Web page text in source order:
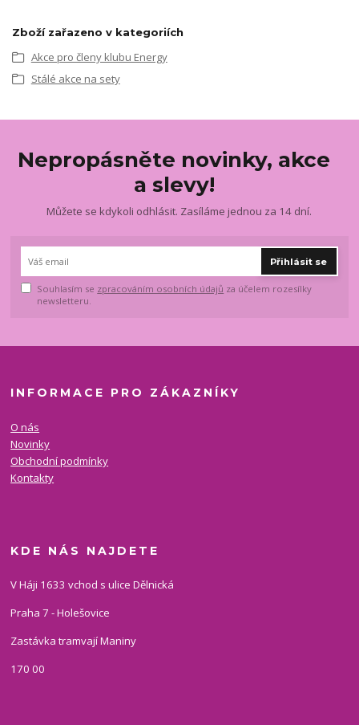
Zboží zařazeno v kategoriích
Akce pro členy klubu Energy
Stálé akce na sety
Nepropásněte novinky, akce
a slevy!
Můžete se kdykoli odhlásit. Zasíláme jednou za 14 dní.
Přihlásit se
Souhlasím se zpracováním osobních údajů za účelem rozesílky
newsletteru.
INFORMACE PRO ZÁKAZNÍKY
O nás
Novinky
Obchodní podmínky
Kontakty
KDE NÁS NAJDETE
V Háji 1633 vchod s ulice Dělnická
Praha 7 - Holešovice
Zastávka tramvají Maniny
170 00